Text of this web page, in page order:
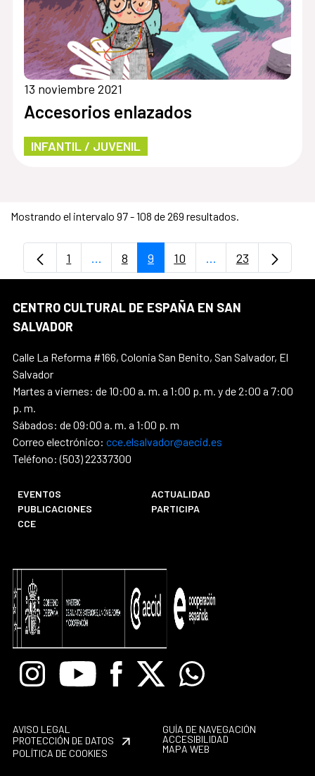
13 noviembre 2021
Accesorios enlazados
INFANTIL / JUVENIL
Mostrando el intervalo 97 - 108 de 269 resultados.
Página
1 ...Páginas intermedias Use TAB para
Página
8 Página
9 Página
10 ...PáginasPágina
23
CENTRO CULTURAL DE ESPAÑA EN SAN
SALVADOR
Calle La Reforma #166, Colonia San Benito, San Salvador, El
Salvador
Martes a viernes: de 10:00 a. m. a 1:00 p. m. y de 2:00 a 7:00
p. m.
Sábados: de 09:00 a. m. a 1:00 p. m
Correo electrónico: cce.elsalvador@aecid.es
Teléfono: (503) 22337300
EVENTOS
ACTUALIDAD
PUBLICACIONES
PARTICIPA
CCE
InstagramYoutube Facebook
X Whatsapp
AVISO LEGAL
PROTECCIÓN DE DATOS
POLÍTICA DE COOKIES
GUÍA DE NAVEGACIÓN
ACCESIBILIDAD
MAPA WEB